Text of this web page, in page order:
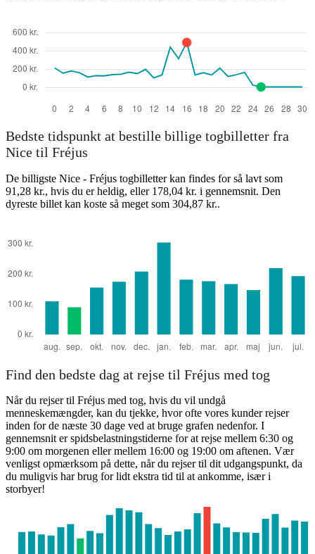
Bedste tidspunkt at bestille billige togbilletter fra
Nice til Fréjus
De billigste Nice - Fréjus togbilletter kan findes for så lavt som
91,28 kr., hvis du er heldig, eller 178,04 kr. i gennemsnit. Den
dyreste billet kan koste så meget som 304,87 kr..
Find den bedste dag at rejse til Fréjus med tog
Når du rejser til Fréjus med tog, hvis du vil undgå
menneskemængder, kan du tjekke, hvor ofte vores kunder rejser
inden for de næste 30 dage ved at bruge grafen nedenfor. I
gennemsnit er spidsbelastningstiderne for at rejse mellem 6:30 og
9:00 om morgenen eller mellem 16:00 og 19:00 om aftenen. Vær
venligst opmærksom på dette, når du rejser til dit udgangspunkt, da
du muligvis har brug for lidt ekstra tid til at ankomme, især i
storbyer!